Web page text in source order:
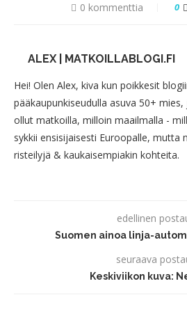
0 kommenttia 0
ALEX | MATKOILLABLOGI.FI
Hei! Olen Alex, kiva kun poikkesit
pääkaupunkiseudulla asuva 50+
ollut matkoilla, milloin maailmalla -
sykkii ensisijaisesti Euroopalle, mutta
risteilyjä & kaukaisempiakin kohteita.
edellinen
Suomen ainoa linja-
seuraava
Keskiviikon kuva: